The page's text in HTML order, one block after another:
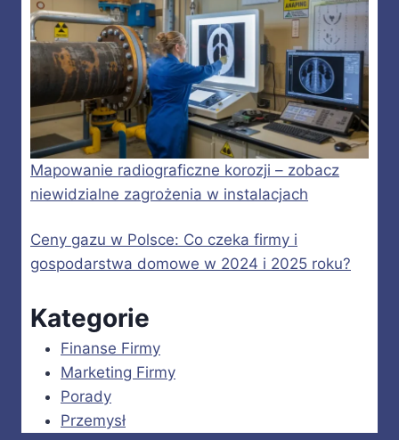
Mapowanie radiograficzne korozji – zobacz
niewidzialne zagrożenia w instalacjach
Ceny gazu w Polsce: Co czeka firmy i
gospodarstwa domowe w 2024 i 2025 roku?
Kategorie
Finanse Firmy
Marketing Firmy
Porady
Przemysł